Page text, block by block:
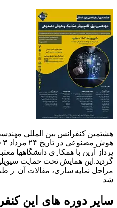
هشتمین کنفرانس بین المللی
پرداز آرین با همکاری دانشگاهها
گردید.این همایش تحت حمایت
مراحل نمایه سازی، مقالات آن از
شد.
سایر دوره های این